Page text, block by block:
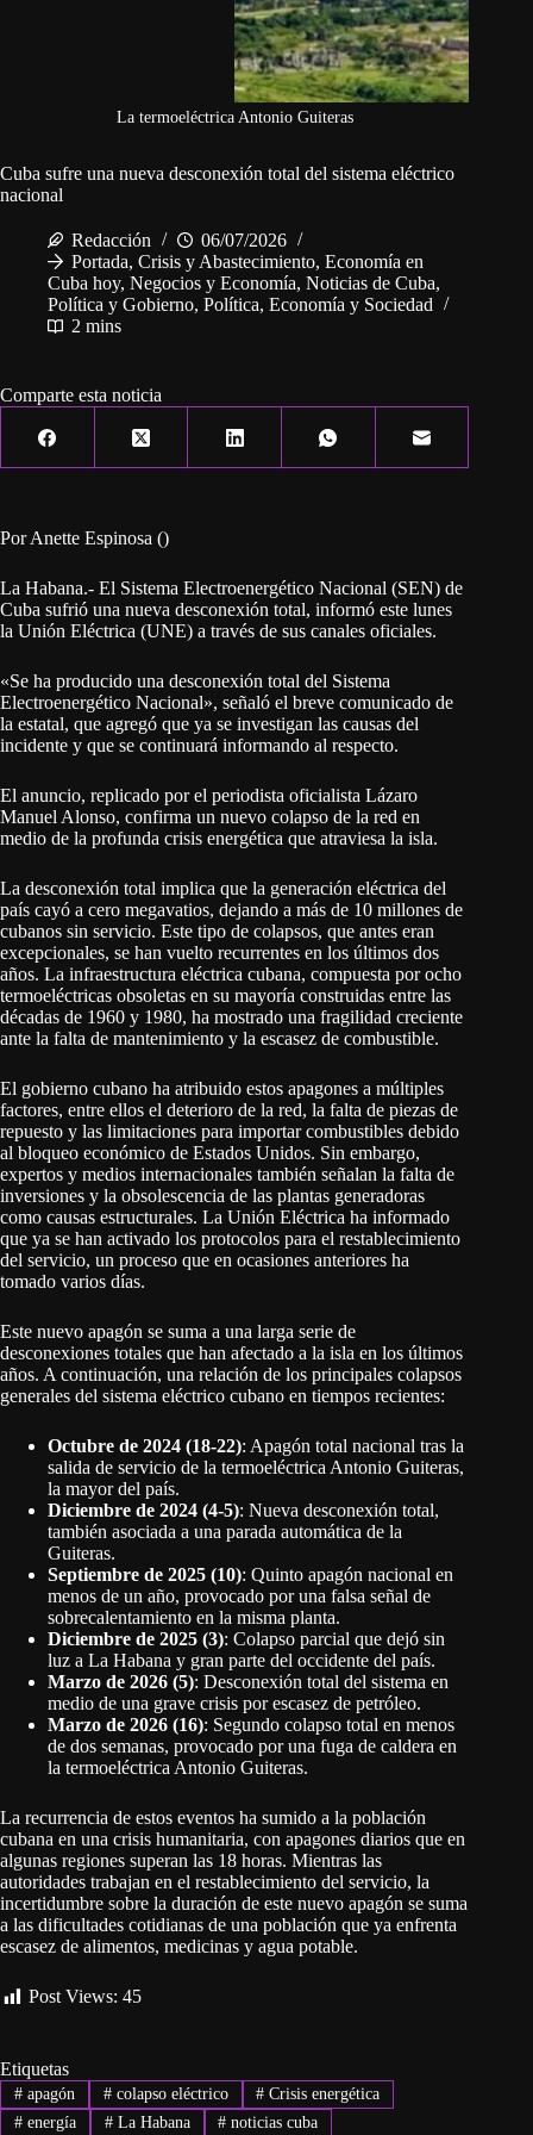
La termoeléctrica Antonio Guiteras
Cuba sufre una nueva desconexión total del sistema eléctrico
nacional
Redacción
06/07/2026
Portada, Crisis y Abastecimiento, Economía en
Cuba hoy, Negocios y Economía, Noticias de Cuba,
Política y Gobierno, Política, Economía y Sociedad
2 mins
Comparte esta noticia
Por Anette Espinosa ()
La Habana.- El Sistema Electroenergético Nacional (SEN) de
Cuba sufrió una nueva desconexión total, informó este lunes
la Unión Eléctrica (UNE) a través de sus canales oficiales.
«Se ha producido una desconexión total del Sistema
Electroenergético Nacional», señaló el breve comunicado de
la estatal, que agregó que ya se investigan las causas del
incidente y que se continuará informando al respecto.
El anuncio, replicado por el periodista oficialista Lázaro
Manuel Alonso, confirma un nuevo colapso de la red en
medio de la profunda crisis energética que atraviesa la isla.
La desconexión total implica que la generación eléctrica del
país cayó a cero megavatios, dejando a más de 10 millones de
cubanos sin servicio. Este tipo de colapsos, que antes eran
excepcionales, se han vuelto recurrentes en los últimos dos
años. La infraestructura eléctrica cubana, compuesta por ocho
termoeléctricas obsoletas en su mayoría construidas entre las
décadas de 1960 y 1980, ha mostrado una fragilidad creciente
ante la falta de mantenimiento y la escasez de combustible.
El gobierno cubano ha atribuido estos apagones a múltiples
factores, entre ellos el deterioro de la red, la falta de piezas de
repuesto y las limitaciones para importar combustibles debido
al bloqueo económico de Estados Unidos. Sin embargo,
expertos y medios internacionales también señalan la falta de
inversiones y la obsolescencia de las plantas generadoras
como causas estructurales. La Unión Eléctrica ha informado
que ya se han activado los protocolos para el restablecimiento
del servicio, un proceso que en ocasiones anteriores ha
tomado varios días.
Este nuevo apagón se suma a una larga serie de
desconexiones totales que han afectado a la isla en los últimos
años. A continuación, una relación de los principales colapsos
generales del sistema eléctrico cubano en tiempos recientes:
Octubre de 2024 (18-22): Apagón total nacional tras la
salida de servicio de la termoeléctrica Antonio Guiteras,
la mayor del país.
Diciembre de 2024 (4-5): Nueva desconexión total,
también asociada a una parada automática de la
Guiteras.
Septiembre de 2025 (10): Quinto apagón nacional en
menos de un año, provocado por una falsa señal de
sobrecalentamiento en la misma planta.
Diciembre de 2025 (3): Colapso parcial que dejó sin
luz a La Habana y gran parte del occidente del país.
Marzo de 2026 (5): Desconexión total del sistema en
medio de una grave crisis por escasez de petróleo.
Marzo de 2026 (16): Segundo colapso total en menos
de dos semanas, provocado por una fuga de caldera en
la termoeléctrica Antonio Guiteras.
La recurrencia de estos eventos ha sumido a la población
cubana en una crisis humanitaria, con apagones diarios que en
algunas regiones superan las 18 horas. Mientras las
autoridades trabajan en el restablecimiento del servicio, la
incertidumbre sobre la duración de este nuevo apagón se suma
a las dificultades cotidianas de una población que ya enfrenta
escasez de alimentos, medicinas y agua potable.
Post Views: 45
Etiquetas
#apagón #colapso eléctrico # Crisis energética
#energía #La Habana # noticias cuba